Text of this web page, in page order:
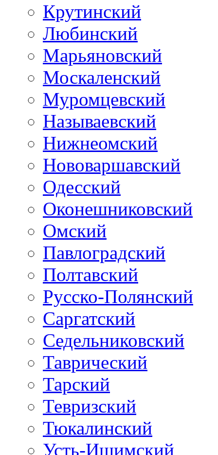
Крутинский
Любинский
Марьяновский
Москаленский
Муромцевский
Называевский
Нижнеомский
Нововаршавский
Одесский
Оконешниковский
Омский
Павлоградский
Полтавский
Русско-Полянский
Саргатский
Седельниковский
Таврический
Тарский
Тевризский
Тюкалинский
Усть-Ишимский